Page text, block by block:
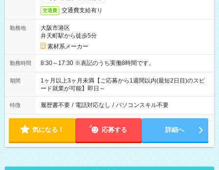
交通費 交通費支給有り
勤務地
大阪市港区
弁天町駅から徒歩5分
素材系メーカー
勤務時間 8:30～17:30 ※表記のうち実働8時間です。
期間
1ヶ月以上3ヶ月未満【ご応募から1週間以内(最短2日目)のスピ
ード就業が可能】即日～
特徴 履歴書不要 / 電話対応なし / パソコンスキル不要
気になる！ 応募する 詳細へ